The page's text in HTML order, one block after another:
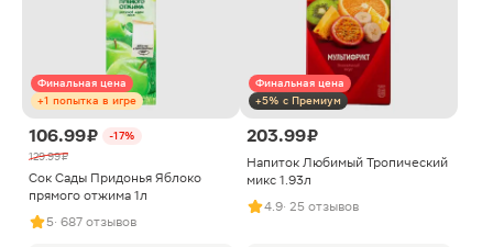
Финальная цена
+1 попытка в игре
106.99 ₽
-17%
129.99 ₽
Сок Сады Придонья Яблоко
прямого отжима 1л
5· 687 отзывов
Финальная цена
+5% с Премиум
203.99 ₽
Напиток Любимый Тропический
микс 1.93л
4.9· 25 отзывов